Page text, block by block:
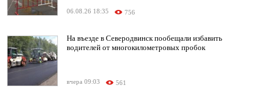
06.08.26 18:35 756
На въезде в Северодвинск пообещали избавить
водителей от многокилометровых пробок
вчера 09:03 561